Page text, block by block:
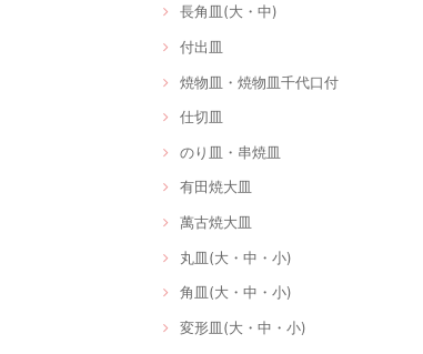
長角皿(大・中)
付出皿
焼物皿・焼物皿千代口付
仕切皿
のり皿・串焼皿
有田焼大皿
萬古焼大皿
丸皿(大・中・小)
角皿(大・中・小)
変形皿(大・中・小)